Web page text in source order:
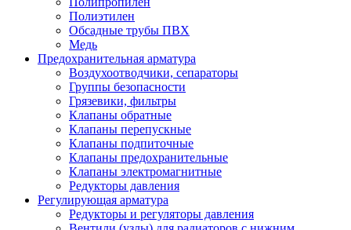
Полиэтилен
Обсадные трубы ПВХ
Медь
Предохранительная арматура
Воздухоотводчики, сепараторы
Группы безопасности
Грязевики, фильтры
Клапаны обратные
Клапаны перепускные
Клапаны подпиточные
Клапаны предохранительные
Клапаны электромагнитные
Редукторы давления
Регулирующая арматура
Редукторы и регуляторы давления